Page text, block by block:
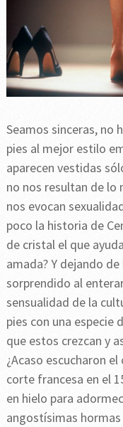
Seamos sinceras, no
pies al mejor estilo
aparecen vestidas
no nos resultan de lo
nos evocan
poco la historia de
de cristal el que
amada? Y dejando
sorprendido al
sensualidad de la
pies con una especie
que estos crezcan y
¿Acaso escucharon
corte francesa en el
en hielo para
angostísimas